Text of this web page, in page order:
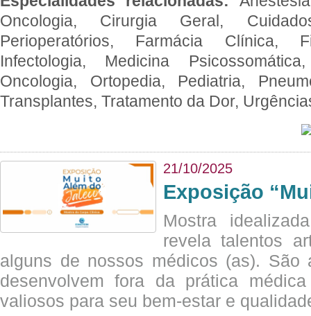
Oncologia, Cirurgia Geral,
Perioperatórios, Farmácia Clínica,
Infectologia, Medicina
Oncologia, Ortopedia, Pediatria,
Transplantes, Tratamento da Dor,
21/10/2025
Exposição
Mostra
revela talentos
alguns de nossos médicos (as). São
desenvolvem fora da prática
valiosos para seu bem-estar e